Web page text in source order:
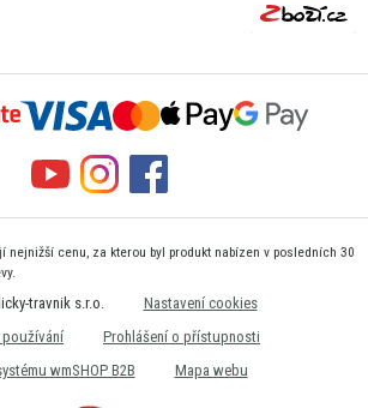
nejnižší cenu, za kterou byl produkt nabízen v posledních 30
travnik s.r.o.
Nastavení cookies
používání
Prohlášení o přístupnosti
wmSHOP B2B
Mapa webu